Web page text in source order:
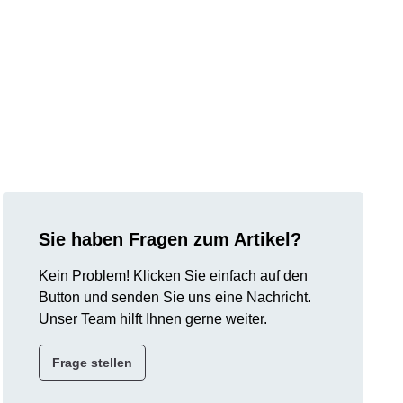
Sie haben Fragen zum Artikel?
Kein Problem! Klicken Sie einfach auf den
Button und senden Sie uns eine Nachricht.
Unser Team hilft Ihnen gerne weiter.
Frage stellen